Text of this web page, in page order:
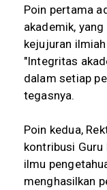
Poin pertama
akademik,
kejujuran
"Integritas
dalam setiap
tegasnya.
Poin kedua,
kontribusi Guru
ilmu
menghasilkan